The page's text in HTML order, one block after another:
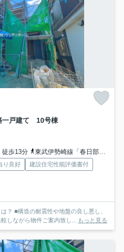
一戸建て 10号棟
徒歩13分
東武伊勢崎線「春日部」駅 徒歩25分
り良好
建設住宅性能評価書付
悪し、
しながら物件ご案内致し...
もっと見る